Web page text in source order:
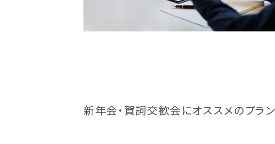
新年会・賀詞交歓会にオススメのプラン